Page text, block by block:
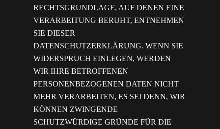
RECHTSGRUNDLAGE, AUF DENEN EINE
VERARBEITUNG BERUHT, ENTNEHMEN
SIE DIESER
DATENSCHUTZERKLÄRUNG. WENN SIE
WIDERSPRUCH EINLEGEN, WERDEN
WIR IHRE BETROFFENEN
PERSONENBEZOGENEN DATEN NICHT
MEHR VERARBEITEN, ES SEI DENN, WIR
KÖNNEN ZWINGENDE
SCHUTZWÜRDIGE GRÜNDE FÜR DIE